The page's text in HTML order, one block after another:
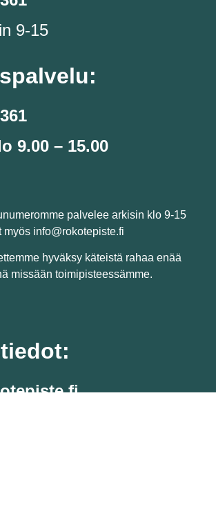
9-15
9.00 – 15.00
palvelee arkisin klo 9-15
myös info@rokotepiste.fi
hyväksy käteistä rahaa enää
missään toimipisteessämme.